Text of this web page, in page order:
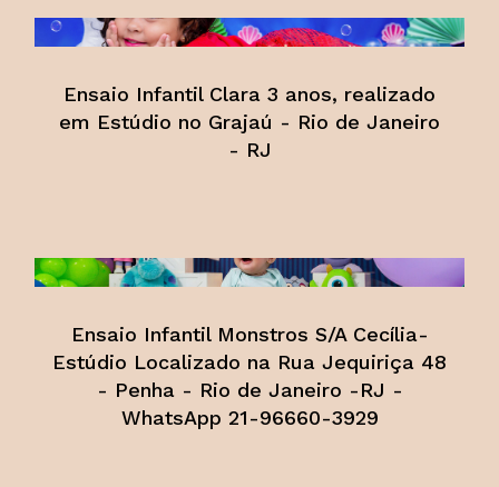
Ensaio Infantil Clara 3 anos, realizado
em Estúdio no Grajaú - Rio de Janeiro
- RJ
Ensaio Infantil Monstros S/A Cecília-
Estúdio Localizado na Rua Jequiriça 48
- Penha - Rio de Janeiro -RJ -
WhatsApp 21-96660-3929